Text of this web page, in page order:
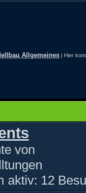
Allgemeines| Hier
von
aktiv: 12